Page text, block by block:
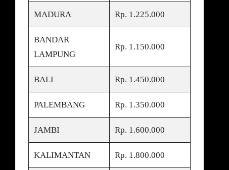
MADURA Rp. 1.225.000
BANDAR
LAMPUNG
Rp. 1.150.000
BALI Rp. 1.450.000
PALEMBANG Rp. 1.350.000
JAMBI Rp. 1.600.000
KALIMANTAN Rp. 1.800.000